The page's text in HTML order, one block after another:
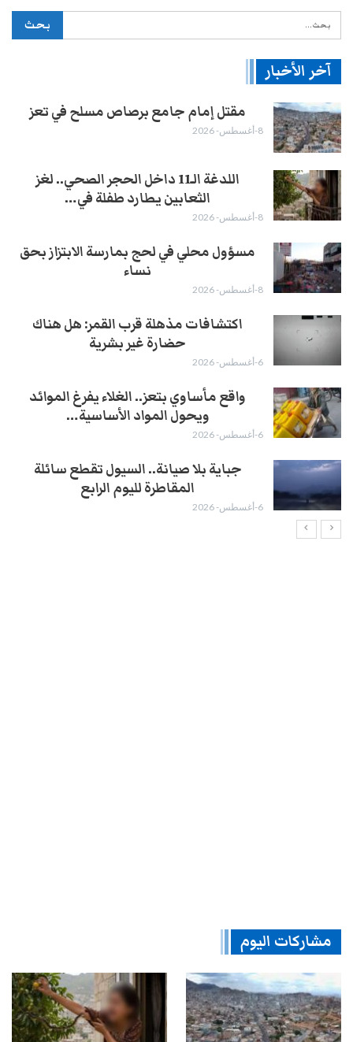
آخر الأخبار
مقتل إمام جامع برصاص مسلح في تعز
8-أغسطس- 2026
اللدغة الـ11 داخل الحجر الصحي.. لغز
الثعابين يطارد طفلة في…
8-أغسطس- 2026
مسؤول محلي في لحج بمارسة الابتزاز بحق
نساء
8-أغسطس- 2026
اكتشافات مذهلة قرب القمر: هل هناك
حضارة غير بشرية
6-أغسطس- 2026
واقع مأساوي بتعز.. الغلاء يفرغ الموائد
ويحول المواد الأساسية…
6-أغسطس- 2026
جباية بلا صيانة.. السيول تقطع سائلة
المقاطرة لليوم الرابع
6-أغسطس- 2026
مشاركات اليوم